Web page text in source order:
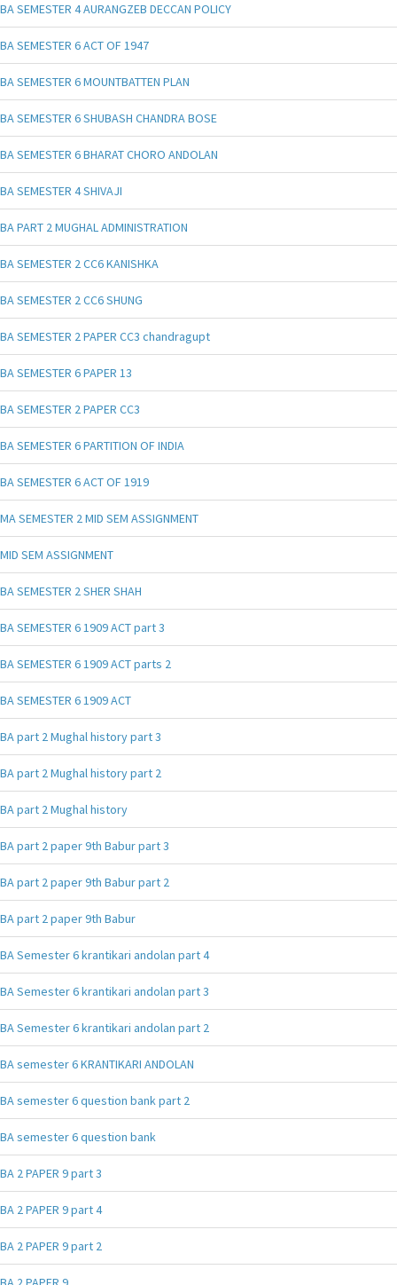
BA SEMESTER 4 AURANGZEB DECCAN POLICY
BA SEMESTER 6 ACT OF 1947
BA SEMESTER 6 MOUNTBATTEN PLAN
BA SEMESTER 6 SHUBASH CHANDRA BOSE
BA SEMESTER 6 BHARAT CHORO ANDOLAN
BA SEMESTER 4 SHIVAJI
BA PART 2 MUGHAL ADMINISTRATION
BA SEMESTER 2 CC6 KANISHKA
BA SEMESTER 2 CC6 SHUNG
BA SEMESTER 2 PAPER CC3 chandragupt
BA SEMESTER 6 PAPER 13
BA SEMESTER 2 PAPER CC3
BA SEMESTER 6 PARTITION OF INDIA
BA SEMESTER 6 ACT OF 1919
MA SEMESTER 2 MID SEM ASSIGNMENT
MID SEM ASSIGNMENT
BA SEMESTER 2 SHER SHAH
BA SEMESTER 6 1909 ACT part 3
BA SEMESTER 6 1909 ACT parts 2
BA SEMESTER 6 1909 ACT
BA part 2 Mughal history part 3
BA part 2 Mughal history part 2
BA part 2 Mughal history
BA part 2 paper 9th Babur part 3
BA part 2 paper 9th Babur part 2
BA part 2 paper 9th Babur
BA Semester 6 krantikari andolan part 4
BA Semester 6 krantikari andolan part 3
BA Semester 6 krantikari andolan part 2
BA semester 6 KRANTIKARI ANDOLAN
BA semester 6 question bank part 2
BA semester 6 question bank
BA 2 PAPER 9 part 3
BA 2 PAPER 9 part 4
BA 2 PAPER 9 part 2